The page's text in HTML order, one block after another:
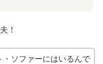
！
ソファーにはいるんで